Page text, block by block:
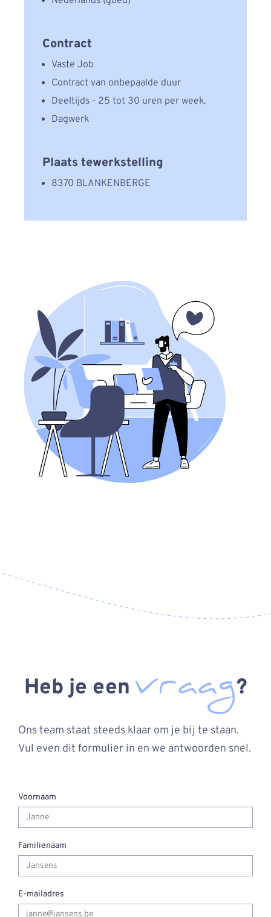
Contract
Vaste Job
Contract van onbepaalde duur
Deeltijds - 25 tot 30 uren per week.
Dagwerk
Plaats tewerkstelling
8370 BLANKENBERGE
Heb je een vraag?
Ons team staat steeds klaar om je bij te staan.
Vul even dit formulier in en we antwoorden snel.
Voornaam
Familienaam
E-mailadres